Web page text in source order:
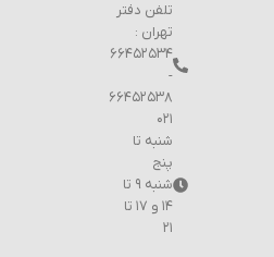
تلفن دفتر
تهران :
۶۶۴۵۲۵۳۴
-
۶۶۴۵۲۵۳۸
۰۲۱
شنبه تا
پنج
شنبه ۹ تا
۱۴ و ۱۷ تا
۲۱